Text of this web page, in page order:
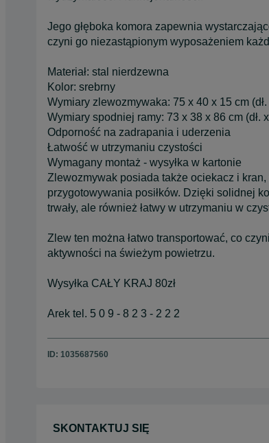
Jego głęboka komora zapewnia
czyni go niezastąpionym wyposażeniem
Materiał: stal nierdzewna
Kolor: srebrny
Wymiary zlewozmywaka: 75 x 40 x 15 cm
Wymiary spodniej ramy: 73 x 38 x 86 cm (dł.
Odporność na zadrapania i uderzenia
Łatwość w utrzymaniu czystości
Wymagany montaż - wysyłka w kartonie
Zlewozmywak posiada także ociekacz i
przygotowywania posiłków. Dzięki solidnej
trwały, ale również łatwy w utrzymaniu w
Zlew ten można łatwo transportować, co
aktywności na świeżym powietrzu.
Wysyłka CAŁY KRAJ 80zł
Arek tel. 5 0 9 - 8 2 3 - 2 2 2
ID: 1035687560
SKONTAKTUJ SIĘ